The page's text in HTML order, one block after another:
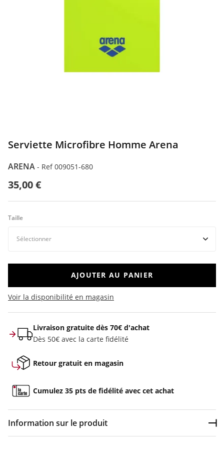
Serviette Microfibre Homme Arena
ARENA - Ref 009051-680
35,00 €
Taille
AJOUTER AU PANIER
Voir la disponibilité en magasin
Livraison gratuite dès 70€ d'achat
Dès 50€ avec la carte fidélité
Retour gratuit en magasin
Cumulez 35 pts de fidélité avec cet achat
Information sur le produit